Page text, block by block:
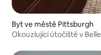
Byt ve městě Pittsburgh
Okouzlující útočiště v